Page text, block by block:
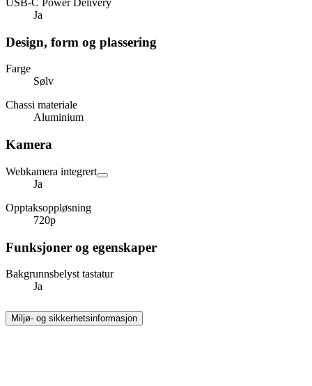
USB-C Power Delivery
Ja
Design, form og plassering
Farge
Sølv
Chassi materiale
Aluminium
Kamera
Webkamera integrert
Ja
Opptaksoppløsning
720p
Funksjoner og egenskaper
Bakgrunnsbelyst tastatur
Ja
Miljø- og sikkerhetsinformasjon